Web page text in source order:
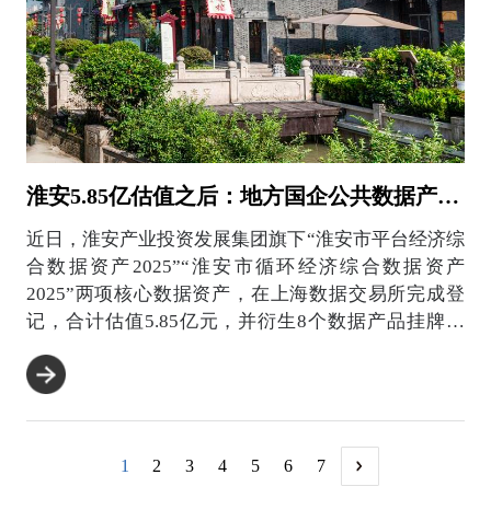
淮安5.85亿估值之后：地方国企公共数据产品化的实操路径
近日，淮安产业投资发展集团旗下“淮安市平台经济综
合数据资产2025”“淮安市循环经济综合数据资产
2025”两项核心数据资产，在上海数据交易所完成登
记，合计估值5.85亿元，并衍生8个数据产品挂牌交
1 2 3 4 5 6 7